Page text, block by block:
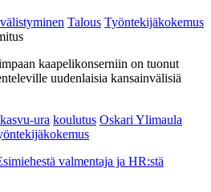
Talous Työntekijäkokemus
kaapelikonserniin on tuonut
uudenlaisia kansainvälisiä
kasvu-ura koulutus Oskari Ylimaula